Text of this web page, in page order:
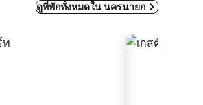
ดูที่พักทั้งหมดใน นครนายก